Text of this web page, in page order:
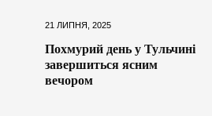
21 ЛИПНЯ, 2025
Похмурий день у Тульчині
завершиться ясним
вечором